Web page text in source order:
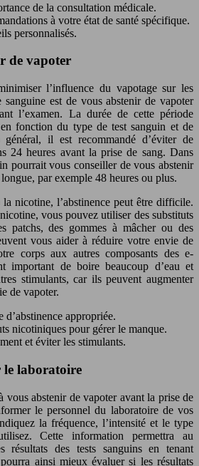
de la consultation médicale.
à votre état de santé spécifique.
personnalisés.
de vapoter
l’influence du vapotage sur les
sanguine est de vous abstenir de vapoter
l’examen. La durée de cette période
fonction du type de test sanguin et de
il est recommandé d’éviter de
24 heures avant la prise de sang. Dans
pourrait vous conseiller de vous abstenir
par exemple 48 heures ou plus.
nicotine, l’abstinence peut être difficile.
vous pouvez utiliser des substituts
patchs, des gommes à mâcher ou des
vous aider à réduire votre envie de
corps aux autres composants des e-
important de boire beaucoup d’eau et
stimulants, car ils peuvent augmenter
de vapoter.
d’abstinence appropriée.
nicotiniques pour gérer le manque.
et éviter les stimulants.
laboratoire
vous abstenir de vapoter avant la prise de
le personnel du laboratoire de vos
la fréquence, l’intensité et le type
Cette information permettra au
résultats des tests sanguins en tenant
ainsi mieux évaluer si les résultats